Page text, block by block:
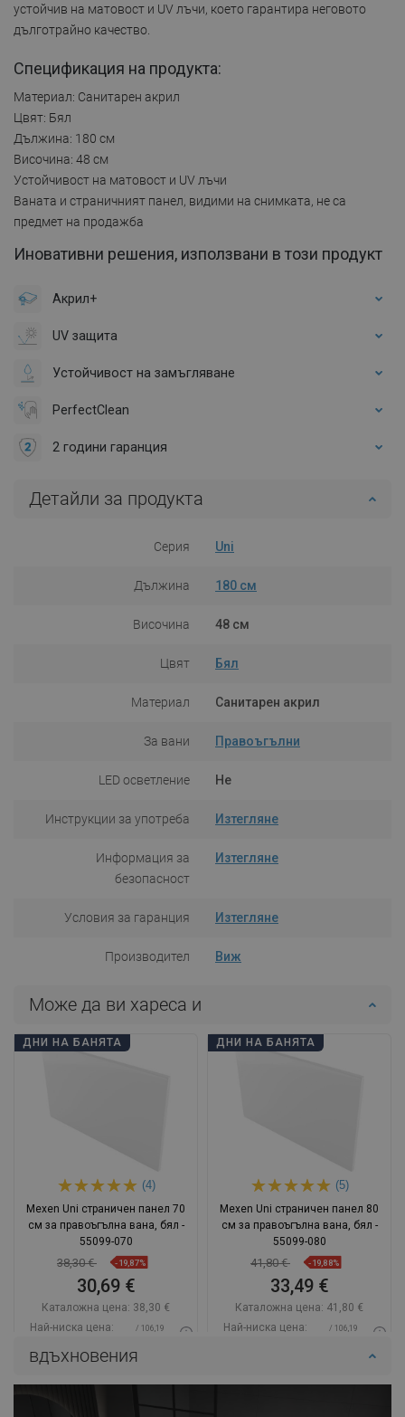
устойчив на матовост и UV лъчи, което гарантира неговото
дълготрайно качество.
Спецификация на продукта:
Материал: Санитарен акрил
Цвят: Бял
Дължина: 180 см
Височина: 48 см
Устойчивост на матовост и UV лъчи
Ваната и страничният панел, видими на снимката, не са
предмет на продажба
Иновативни решения, използвани в този продукт
Акрил+
UV защита
Устойчивост на замъгляване
PerfectClean
2 години гаранция
Детайли за продукта
Серия Uni
Дължина 180 см
Височина 48 см
Цвят Бял
Материал Санитарен акрил
За вани Правоъгълни
LED осветление Не
Инструкции за употреба Изтегляне
Информация за
безопасност
Изтегляне
Условия за гаранция Изтегляне
Производител Виж
Може да ви хареса и
ДНИ НА БАНЯТА
(4)
Mexen Uni страничен панел 70
см за правоъгълна вана, бял -
55099-070
38,30 € -19,87%
30,69 €
Каталожна цена: 38,30 €
Най-ниска цена:
/ 106,19
Наличност:В наличност
ДНИ НА БАНЯТА
(5)
Mexen Uni страничен панел 80
см за правоъгълна вана, бял -
55099-080
41,80 € -19,88%
33,49 €
Каталожна цена: 41,80 €
Най-ниска цена:
/ 106,19
вдъхновения